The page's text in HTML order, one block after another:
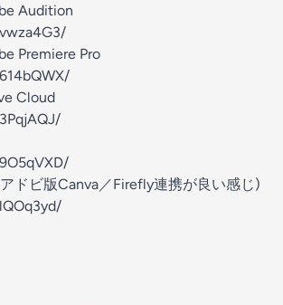
Audition
Premiere Pro
Cloud
ドビ版Canva／Firefly連携が良い感じ)